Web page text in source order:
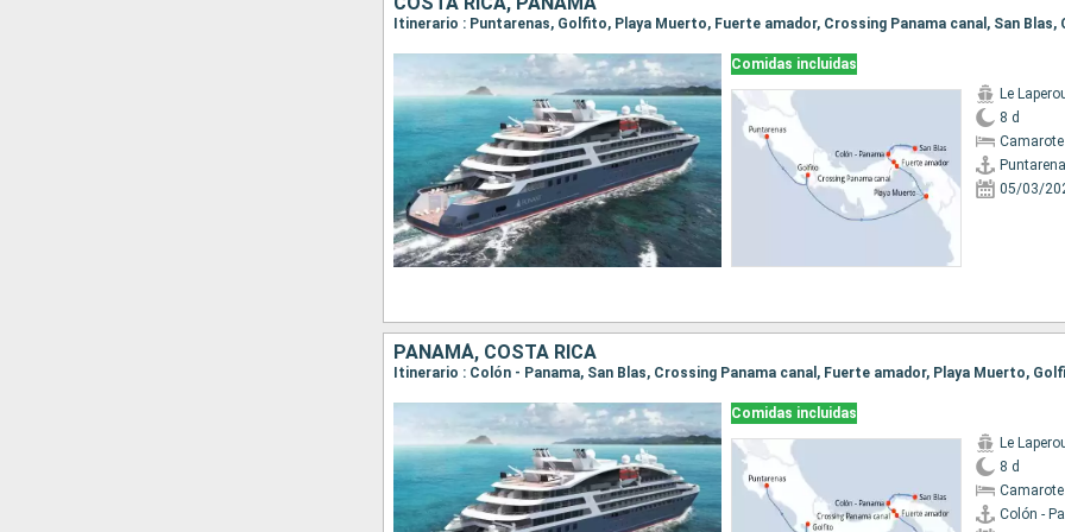
Comidas incluidas
Le
8 d
05/03/
PANAMÁ, COSTA RICA
Comidas incluidas
Le
8 d
Colón -